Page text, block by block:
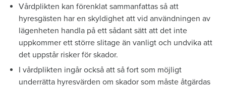
Vårdplikten kan förenklat sammanfattas så att
hyresgästen har en skyldighet att vid användningen av
lägenheten handla på ett sådant sätt att det inte
uppkommer ett större slitage än vanligt och undvika att
det uppstår risker för skador.
I vårdplikten ingår också att så fort som möjligt
underrätta hyresvärden om skador som måste åtgärdas